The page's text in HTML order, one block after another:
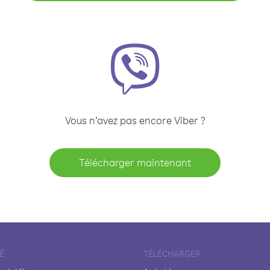
Vous n’avez pas encore Viber ?
Télécharger maintenant
TÉLÉCHARGER